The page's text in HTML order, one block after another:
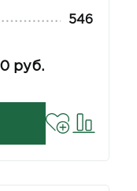
546
руб.